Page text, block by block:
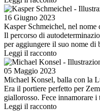
Image
16 Giugno 2023
Kasper Schmeichel, nel nome
Il percorso di
per aggiungere il suo nome di
Leggi il racconto
Image
05 Maggio 2023
Michael Konsel, balla con la
Era il portiere perfetto per
giallorosso. Fece innamorare i
Leggi il racconto